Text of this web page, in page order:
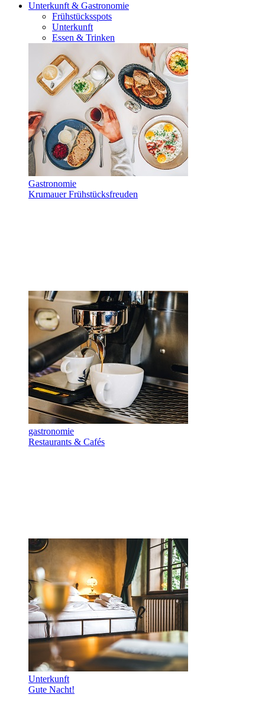
Unterkunft & Gastronomie
Frühstücksspots
Unterkunft
Essen & Trinken
Gastronomie
Krumauer Frühstücksfreuden
gastronomie
Restaurants & Cafés
Unterkunft
Gute Nacht!